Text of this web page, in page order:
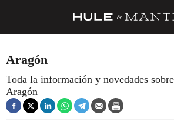
TRUCOS
DESPENSA
BARRAS Y ESTRELLAS
Aragón
Toda la información y novedades
Aragón